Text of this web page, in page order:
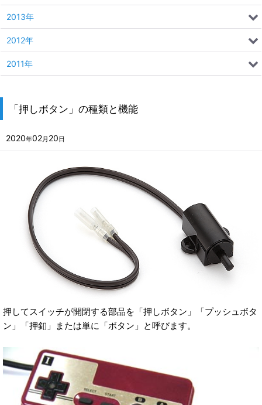
「押しボタン」の種類と機能
2020年02月 20日
押してスイッチが開閉する部品を「押しボタン」「プッシュボタ
ン」「押釦」または単に「ボタン」と呼びます。
2013年
2012年
2011年